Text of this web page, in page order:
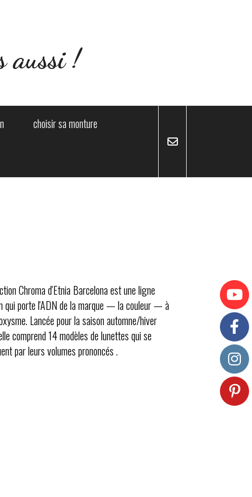
aussi !
choisir sa monture
Chroma d'Etnia Barcelona est une ligne
qui porte l'ADN de la marque — la couleur — à
Lancée pour la saison automne/hiver
comprend 14 modèles de lunettes qui se
par leurs volumes prononcés .